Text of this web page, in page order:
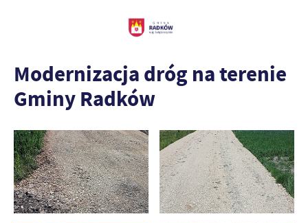
Modernizacja dróg na terenie
Gminy Radków